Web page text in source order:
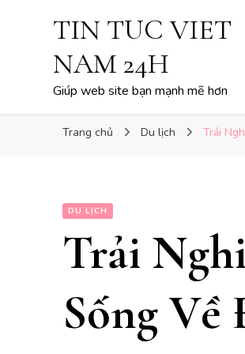
TIN TUC VIET
NAM 24H
Giúp web site bạn mạnh mẽ hơn
Trang chủ Du lịch Trải
DU LỊCH
Trải
Sống Về